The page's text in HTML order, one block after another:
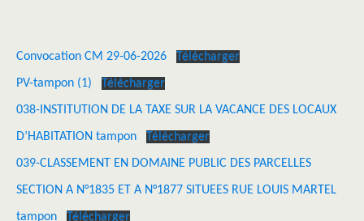
Convocation CM 29-06-2026 Télécharger
PV-tampon (1) Télécharger
038-INSTITUTION DE LA TAXE SUR LA VACANCE DES LOCAUX
D’HABITATION tampon Télécharger
039-CLASSEMENT EN DOMAINE PUBLIC DES PARCELLES
SECTION A N°1835 ET A N°1877 SITUEES RUE LOUIS MARTEL
tampon Télécharger